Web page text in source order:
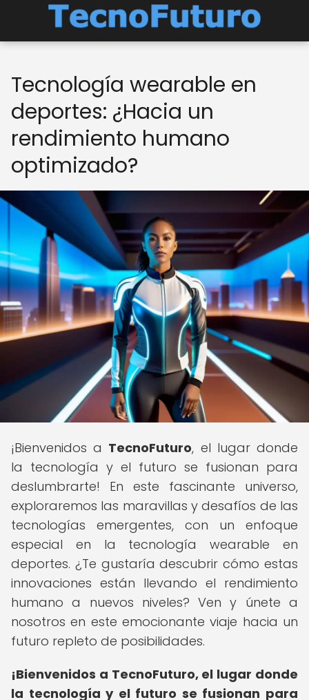
Tecnología wearable en
deportes: ¿Hacia un
rendimiento humano
optimizado?
¡Bienvenidos a TecnoFuturo, el lugar donde
la tecnología y el futuro se fusionan para
deslumbrarte! En este fascinante universo,
exploraremos las maravillas y desafíos de las
tecnologías emergentes, con un enfoque
especial en la tecnología wearable en
deportes. ¿Te gustaría descubrir cómo estas
innovaciones están llevando el rendimiento
humano a nuevos niveles? Ven y únete a
nosotros en este emocionante viaje hacia un
futuro repleto de posibilidades.
¡Bienvenidos a TecnoFuturo, el lugar donde
la tecnología y el futuro se fusionan para